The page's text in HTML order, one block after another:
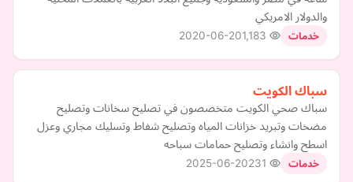
والدولار الامريكي
خدمات 2020-06-20
سباك الكويت
سباك صحي الكويت متخصصون في تصليح سخانات وتصليح
مضخات وتبريد خزانات المياه وتصليح شفاط وتسليك مجاري وعزل
اسطح وانشاء وتصليح حمامات سباحه
خدمات 2025-06-20